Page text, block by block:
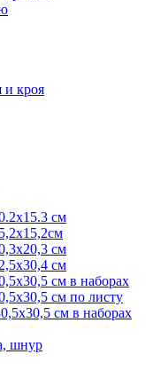
и кроя
см
см
см
см в наборах
см по листу
см в наборах
шнур